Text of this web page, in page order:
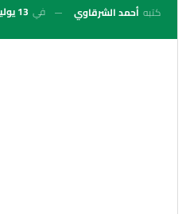
كتبه أحمد الشرقاوي في 13 يوليو 2019